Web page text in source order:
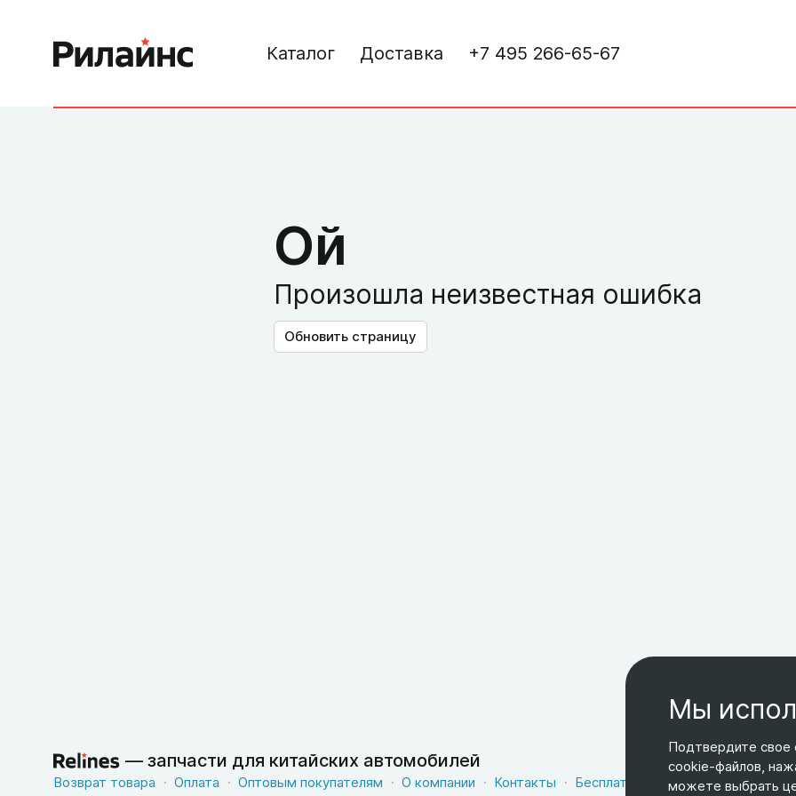
Каталог Доставка +7 495 266-65-67
Ой
Произошла неизвестная ошибка
Обновить страницу
— запчасти для китайских автомобилей
Возврат товара Оплата Оптовым покупателям О компании Контакты Бесплатная доставка
Оферта
Мы
Подтвердите свое
cookie-файлов,
можете выбрать